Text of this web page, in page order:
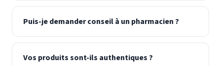
Puis-je demander conseil à un pharmacien ?
Vos produits sont-ils authentiques ?